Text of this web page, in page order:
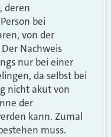
deren
bei
von der
Nachweis
nur bei einer
da selbst bei
nicht akut von
der
kann. Zumal
muss.